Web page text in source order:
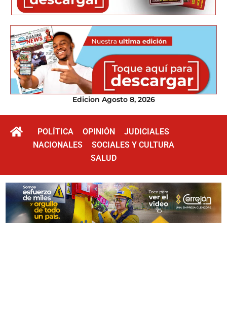
Edicion Agosto 8, 2026
POLÍTICA OPINIÓN
JUDICIALES
NACIONALES
SOCIALES Y CULTURA
SALUD